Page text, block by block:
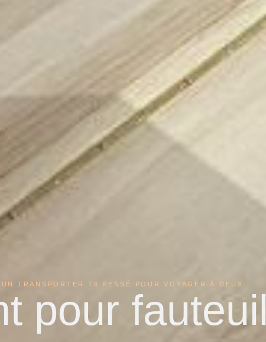
TRANSPORTER T6 PENSÉ POUR VOYAGER À DEUX
pour fauteuil